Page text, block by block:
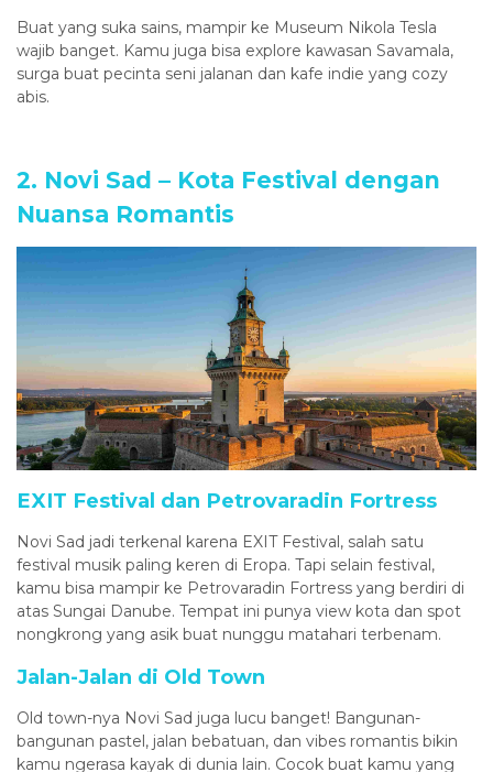
Buat yang suka sains, mampir ke Museum Nikola Tesla
wajib banget. Kamu juga bisa explore kawasan Savamala,
surga buat pecinta seni jalanan dan kafe indie yang cozy
abis.
2. Novi Sad – Kota Festival dengan
Nuansa Romantis
EXIT Festival dan Petrovaradin Fortress
Novi Sad jadi terkenal karena EXIT Festival, salah satu
festival musik paling keren di Eropa. Tapi selain festival,
kamu bisa mampir ke Petrovaradin Fortress yang berdiri di
atas Sungai Danube. Tempat ini punya view kota dan spot
nongkrong yang asik buat nunggu matahari terbenam.
Jalan-Jalan di Old Town
Old town-nya Novi Sad juga lucu banget! Bangunan-
bangunan pastel, jalan bebatuan, dan vibes romantis bikin
kamu ngerasa kayak di dunia lain. Cocok buat kamu yang